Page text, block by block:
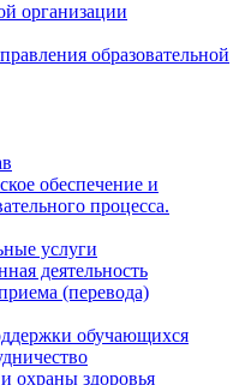
организации
образовательной
обеспечение и
процесса.
услуги
деятельность
(перевода)
обучающихся
охраны здоровья